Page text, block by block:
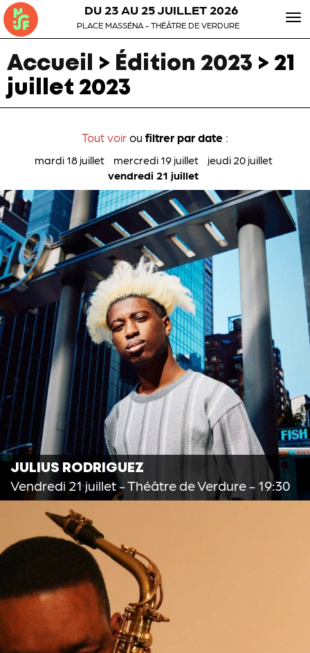
DU 23 AU 25 JUILLET 2026
PLACE MASSÉNA - THÉÂTRE DE VERDURE
Accueil > Édition 2023 > 21
juillet 2023
Tout voir oufiltrer par date :
mardi 18 juillet mercredi 19 juillet
jeudi 20 juillet
vendredi 21 juillet
JULIUS RODRIGUEZ
Vendredi 21 juillet- Théâtre de Verdure - 19:30